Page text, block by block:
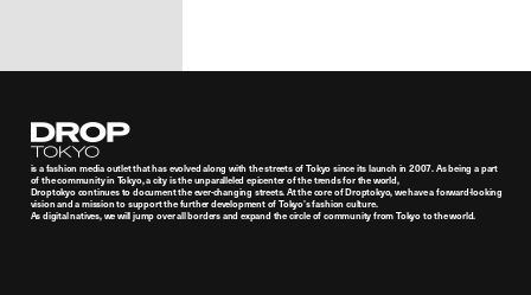
Droptokyo
is a fashion media outlet that has evolved along with the streets of Tokyo since its launch in 2007. As being a part
of the community in Tokyo, a city is the unparalleled epicenter of the trends for the world,
Droptokyo continues to document the ever-changing streets. At the core of Droptokyo, we have a forward-looking
vision and a mission to support the further development of Tokyo’s fashion culture.
As digital natives, we will jump over all borders and expand the circle of community from Tokyo to the world.